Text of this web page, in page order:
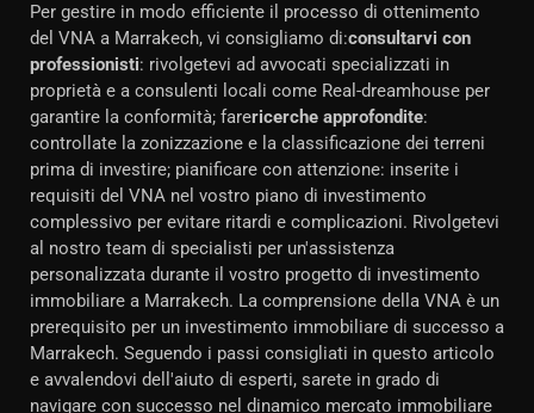
Per gestire in modo efficiente il processo di ottenimento
del VNA a Marrakech, vi consigliamo di:consultarvi con
professionisti: rivolgetevi ad avvocati specializzati in
proprietà e a consulenti locali come Real-dreamhouse per
garantire la conformità; farericerche approfondite:
controllate la zonizzazione e la classificazione dei terreni
prima di investire; pianificare con attenzione: inserite i
requisiti del VNA nel vostro piano di investimento
complessivo per evitare ritardi e complicazioni. Rivolgetevi
al nostro team di specialisti per un'assistenza
personalizzata durante il vostro progetto di investimento
immobiliare a Marrakech. La comprensione della VNA è un
prerequisito per un investimento immobiliare di successo a
Marrakech. Seguendo i passi consigliati in questo articolo
e avvalendovi dell'aiuto di esperti, sarete in grado di
navigare con successo nel dinamico mercato immobiliare